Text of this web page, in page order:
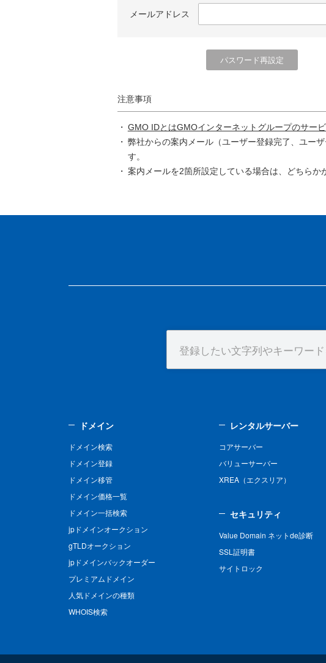
メールアドレス
注意事項
GMO IDとはGMOインターネットグループのサー
弊社からの案内メール（ユーザー登録完了、ユー
す。
案内メールを2箇所設定している場合は、どちらか
ドメイン
ドメイン検索
ドメイン登録
ドメイン移管
ドメイン価格一覧
ドメイン一括検索
jpドメインオークション
gTLDオークション
jpドメインバックオーダー
プレミアムドメイン
人気ドメインの種類
WHOIS検索
レンタルサーバー
コアサーバー
バリューサーバー
XREA（エクスリア）
セキュリティ
Value Domain ネットde診断
SSL証明書
サイトロック